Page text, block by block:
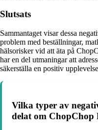
Slutsats
Sammantaget visar dessa
problem med beställningar,
hälsorisker vid att äta på
har en del utmaningar att
säkerställa en positiv
Vilka typer av
delat om ChopChop